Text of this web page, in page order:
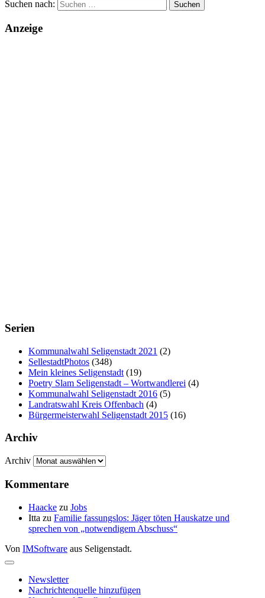
Suchen nach:
Anzeige
Serien
Kommunalwahl Seligenstadt 2021 (2)
SellestadtPhotos (348)
Mein kleines Seligenstadt (19)
Poetry Slam Seligenstadt – Wortwandlerei (4)
Kommunalwahl Seligenstadt 2016 (5)
Landratswahl Kreis Offenbach (4)
Bürgermeisterwahl Seligenstadt 2015 (16)
Archiv
Archiv
Kommentare
Haacke zu Jobs
Itta zu Familie fassungslos: Jäger töten Hauskatze und
sprechen von „notwendigem Abschuss“
Von IMSoftware aus Seligenstadt.
Newsletter
Nachrichtenquelle hinzufügen